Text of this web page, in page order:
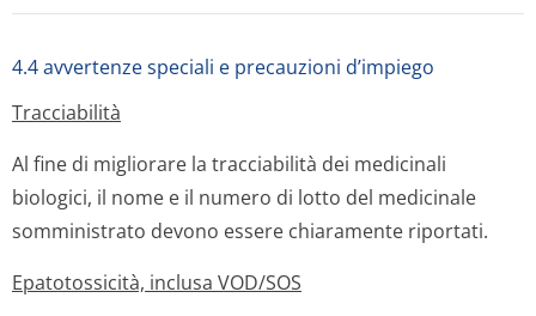
4.4 avvertenze speciali e precauzioni d’impiego
Tracciabilità
Al fine di migliorare la tracciabilità dei medicinali
biologici, il nome e il numero di lotto del medicinale
somministrato devono essere chiaramente riportati.
Epatotossicità, inclusa VOD/SOS